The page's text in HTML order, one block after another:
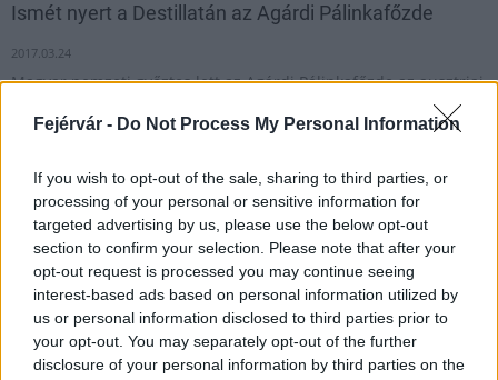
Fejérvár - Do Not Process My Personal Information
If you wish to opt-out of the sale, sharing to third parties, or
processing of your personal or sensitive information for
targeted advertising by us, please use the below opt-out
section to confirm your selection. Please note that after your
opt-out request is processed you may continue seeing
interest-based ads based on personal information utilized by
us or personal information disclosed to third parties prior to
your opt-out. You may separately opt-out of the further
disclosure of your personal information by third parties on the
Ismét nyert a Destillatán az Agárdi Pálinkafőzde
2017.03.24
Magyar nemzeti győztes lett az Agárdi Pálinkafőzde az ausztriai
1
HÍRLEVÉL
Név